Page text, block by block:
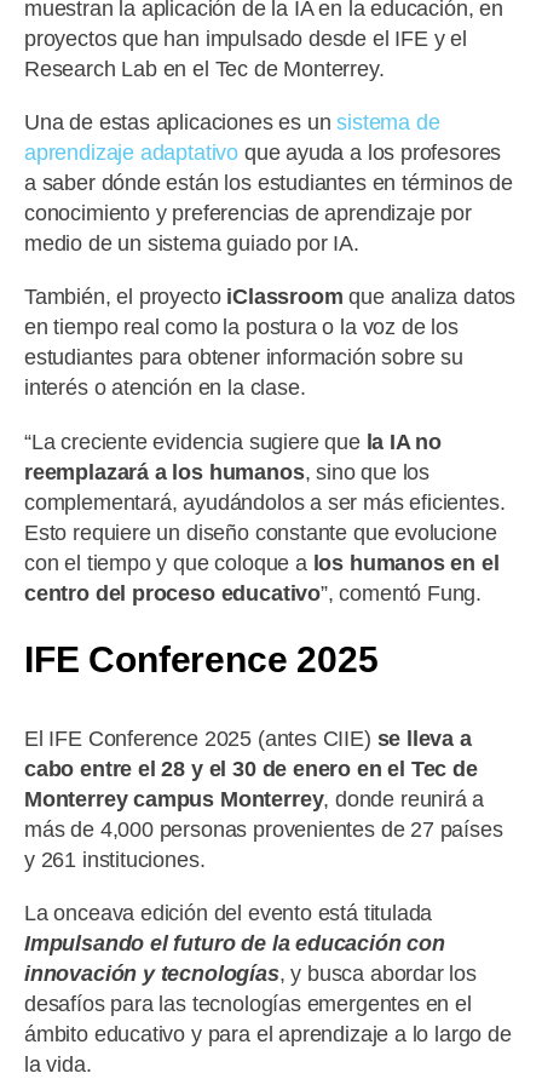
muestran la aplicación de la IA en la educación, en
proyectos que han impulsado desde el IFE y el
Research Lab en el Tec de Monterrey.
Una de estas aplicaciones es unsistema de
aprendizaje adaptativo que ayuda a los profesores
a saber dónde están los estudiantes en términos de
conocimiento y preferencias de aprendizaje por
medio de un sistema guiado por IA.
También, el proyecto iClassroom que analiza datos
en tiempo real como la postura o la voz de los
estudiantes para obtener información sobre su
interés o atención en la clase.
“La creciente evidencia sugiere que la IA no
reemplazará a los humanos, sino que los
complementará, ayudándolos a ser más eficientes.
Esto requiere un diseño constante que evolucione
con el tiempo y que coloque a los humanos en el
centro del proceso educativo”, comentó Fung.
IFE Conference 2025
El IFE Conference 2025 (antes CIIE) se lleva a
cabo entre el 28 y el 30 de enero en el Tec de
Monterrey campus Monterrey, donde reunirá a
más de 4,000 personas provenientes de 27 países
y 261 instituciones.
La onceava edición del evento está titulada
Impulsando el futuro de la educación con
innovación y tecnologías, y busca abordar los
desafíos para las tecnologías emergentes en el
ámbito educativo y para el aprendizaje a lo largo de
la vida.